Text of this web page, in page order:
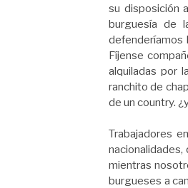
su disposición
burguesía de
defenderíamos
Fíjense
alquiladas por
ranchito de
de un country.
Trabajadores
mientras
burgueses a